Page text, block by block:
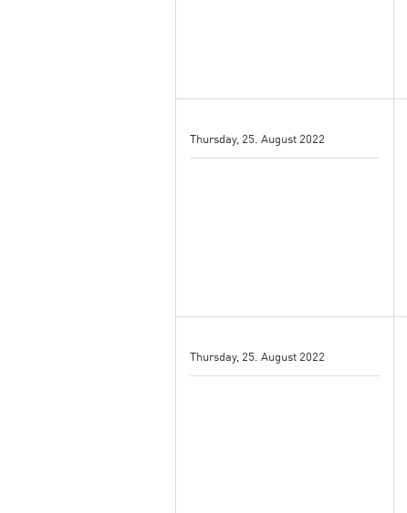
Thursday, 25. August 2022
Thursday, 25. August 2022